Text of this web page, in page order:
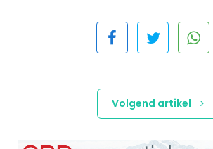
Volgend artikel